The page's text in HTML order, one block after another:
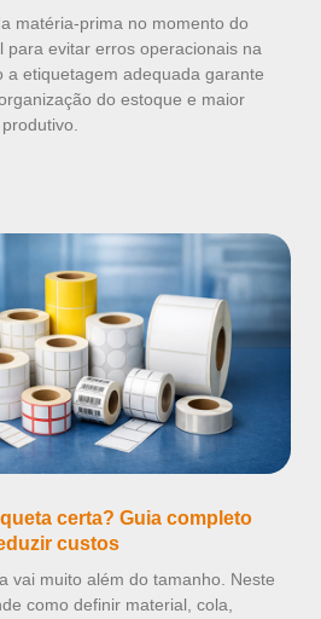
matéria-prima no momento do
para evitar erros operacionais na
a etiquetagem adequada garante
do estoque e maior
certa? Guia completo
custos
vai muito além do tamanho. Neste
como definir material, cola,